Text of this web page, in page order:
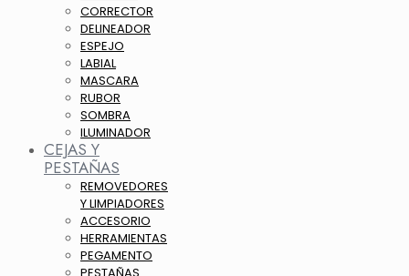
CORRECTOR
DELINEADOR
ESPEJO
LABIAL
MASCARA
RUBOR
SOMBRA
ILUMINADOR
CEJAS Y
PESTAÑAS
REMOVEDORES
Y LIMPIADORES
ACCESORIO
HERRAMIENTAS
PEGAMENTO